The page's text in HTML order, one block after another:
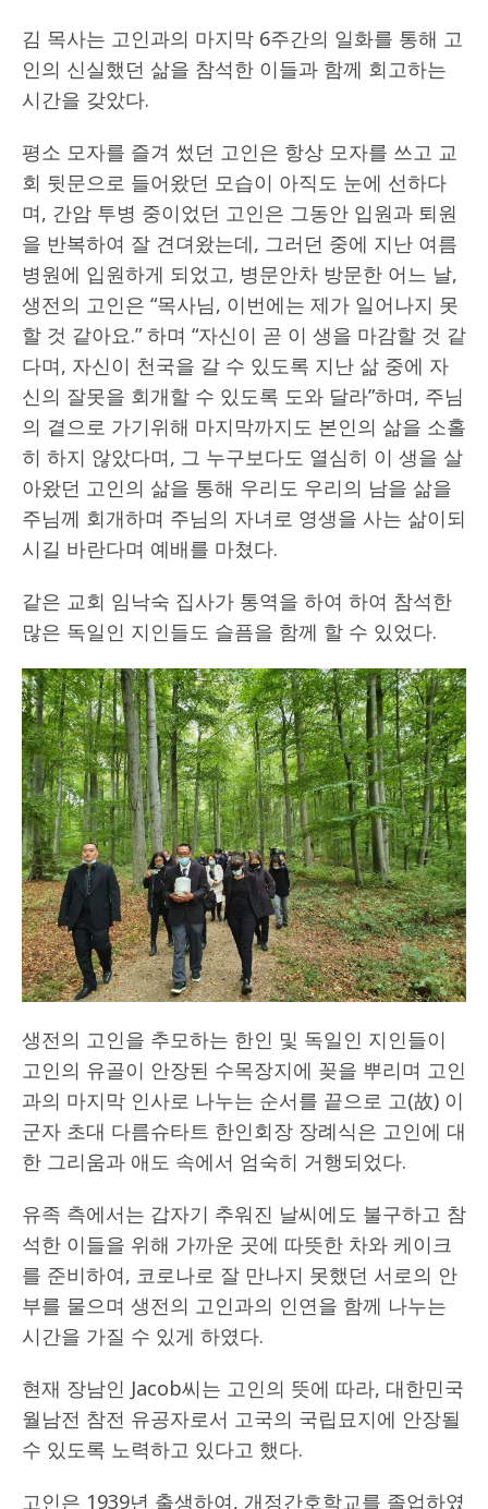
김 목사는 고인과의 마지막 6주간의 일화를 통해 고
인의 신실했던 삶을 참석한 이들과 함께 회고하는
시간을 갖았다.
평소 모자를 즐겨 썼던 고인은 항상 모자를 쓰고 교
회 뒷문으로 들어왔던 모습이 아직도 눈에 선하다
며, 간암 투병 중이었던 고인은 그동안 입원과 퇴원
을 반복하여 잘 견뎌왔는데, 그러던 중에 지난 여름
병원에 입원하게 되었고, 병문안차 방문한 어느 날,
생전의 고인은 “목사님, 이번에는 제가 일어나지 못
할 것 같아요.” 하며 “자신이 곧 이 생을 마감할 것 같
다며, 자신이 천국을 갈 수 있도록 지난 삶 중에 자
신의 잘못을 회개할 수 있도록 도와 달라”하며, 주님
의 곁으로 가기위해 마지막까지도 본인의 삶을 소홀
히 하지 않았다며, 그 누구보다도 열심히 이 생을 살
아왔던 고인의 삶을 통해 우리도 우리의 남을 삶을
주님께 회개하며 주님의 자녀로 영생을 사는 삶이되
시길 바란다며 예배를 마쳤다.
같은 교회 임낙숙 집사가 통역을 하여 하여 참석한
많은 독일인 지인들도 슬픔을 함께 할 수 있었다.
생전의 고인을 추모하는 한인 및 독일인 지인들이
고인의 유골이 안장된 수목장지에 꽂을 뿌리며 고인
과의 마지막 인사로 나누는 순서를 끝으로 고(故) 이
군자 초대 다름슈타트 한인회장 장례식은 고인에 대
한 그리움과 애도 속에서 엄숙히 거행되었다.
유족 측에서는 갑자기 추워진 날씨에도 불구하고 참
석한 이들을 위해 가까운 곳에 따뜻한 차와 케이크
를 준비하여, 코로나로 잘 만나지 못했던 서로의 안
부를 물으며 생전의 고인과의 인연을 함께 나누는
시간을 가질 수 있게 하였다.
현재 장남인 Jacob씨는 고인의 뜻에 따라, 대한민국
월남전 참전 유공자로서 고국의 국립묘지에 안장될
수 있도록 노력하고 있다고 했다.
고인은 1939년 출생하여, 개정간호학교를 졸업하였